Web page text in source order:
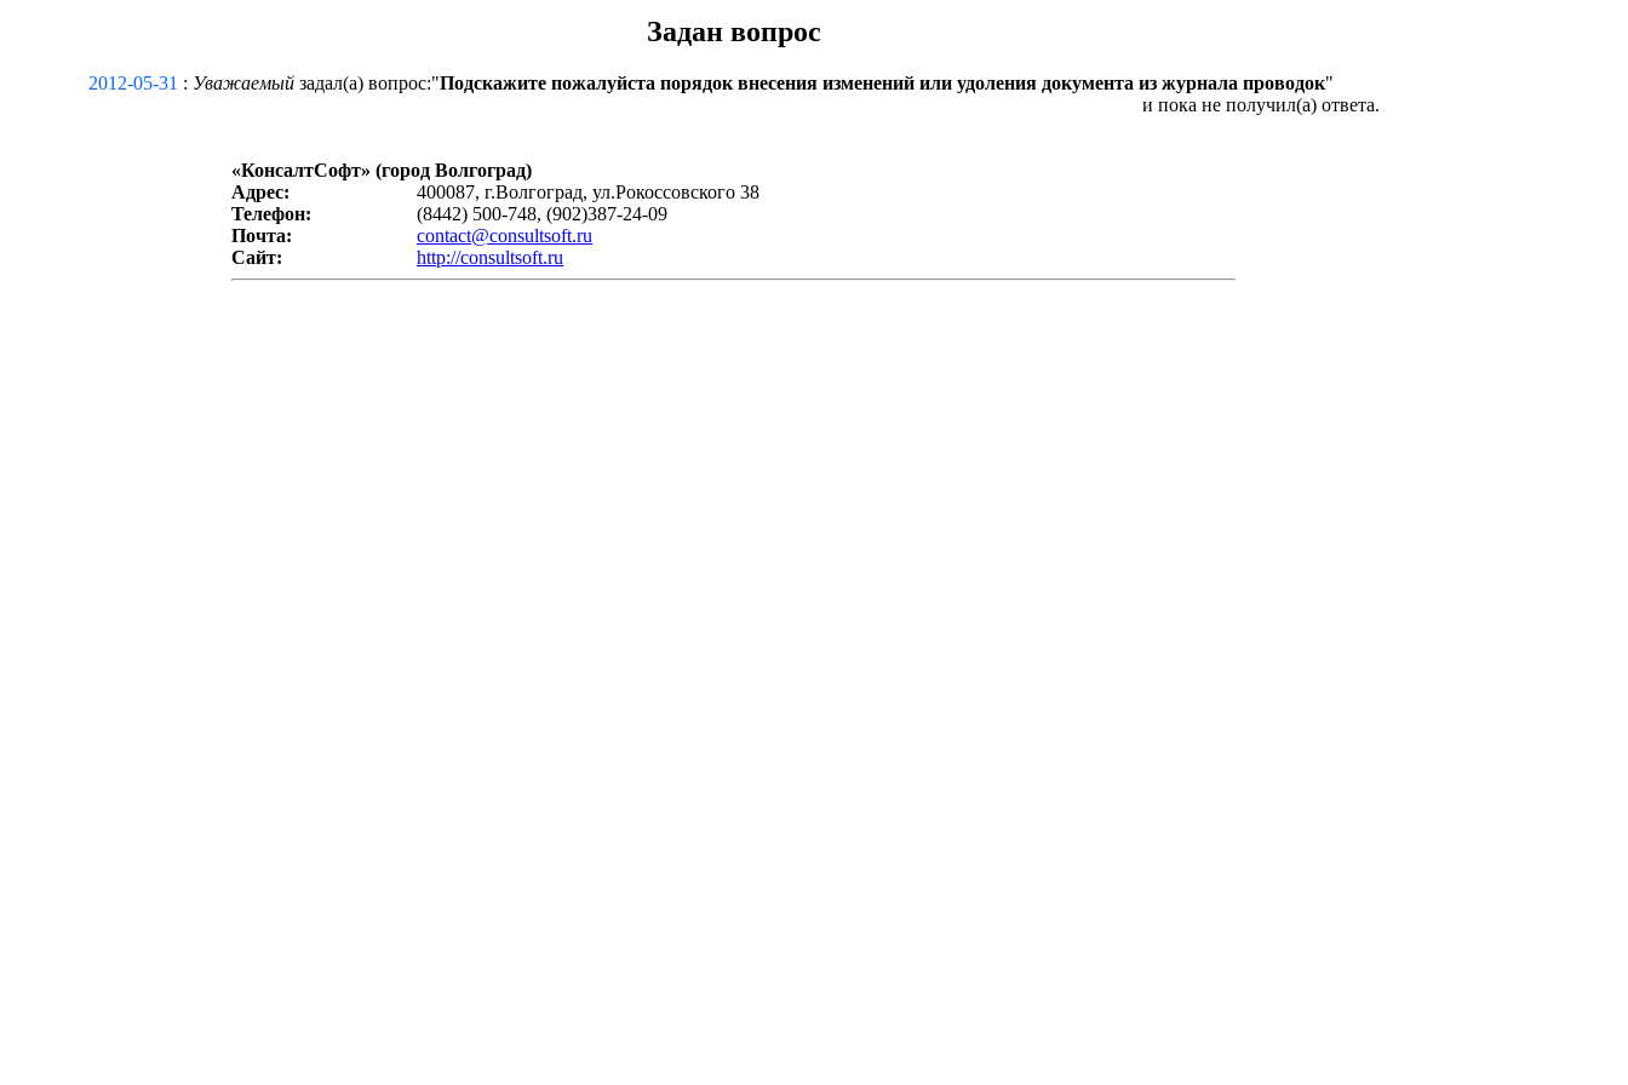
Задан вопрос
2012-05-31 : Уважаемыйзадал(а) вопрос:"Подскажите пожалуйста порядок внесения изменений или удоления документа из журнала проводок"
и пока не получил(а) ответа.
«КонсалтСофт» (город Волгоград)
Адрес:
400087, г.Волгоград, ул.Рокоссовского 38
Телефон:
(8442) 500-748, (902)387-24-09
Почта:
contact@consultsoft.ru
Сайт:
http://consultsoft.ru